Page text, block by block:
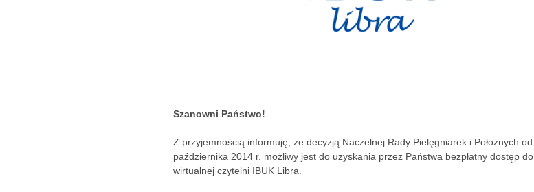
Szanowni Państwo!
Z przyjemnością informuję, że decyzją Naczelnej Rady Pielęgniarek i Położnych od
października 2014 r. możliwy jest do uzyskania przez Państwa bezpłatny dostęp do
wirtualnej czytelni IBUK Libra.